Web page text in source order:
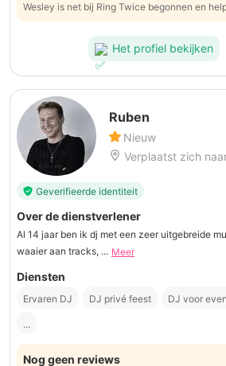
Wesley is net bij Ring Twice begonnen en
Het profiel bekijken
Ruben
Nieuw
Verplaatst zich
Geverifieerde identiteit
Over de dienstverlener
Al 14 jaar ben ik dj met een zeer uitgebreide
waaier aan tracks, ... Meer
Diensten
Ervaren DJ DJ privé feest DJ voor
...
Nog geen reviews